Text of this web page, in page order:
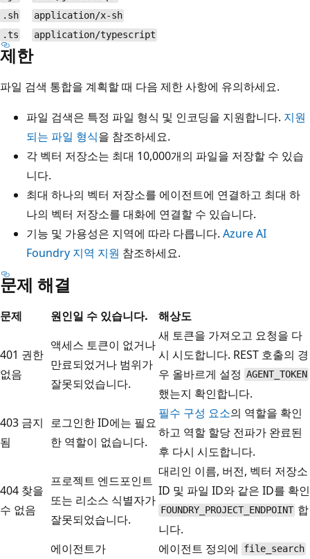
.sh
application/x-sh
.ts
application/typescript
제한
파일 검색 통합을 계획할 때 다음 제한 사항에 유의하세요.
파일 검색은 특정 파일 형식 및 인코딩을 지원합니다. 지원
되는 파일 형식을 참조하세요.
각 벡터 저장소는 최대 10,000개의 파일을 저장할 수 있습
니다.
최대 하나의 벡터 저장소를 에이전트에 연결하고 최대 하
나의 벡터 저장소를 대화에 연결할 수 있습니다.
기능 및 가용성은 지역에 따라 다릅니다. Azure AI
Foundry 지역 지원 참조하세요.
문제 해결
문제 원인일 수 있습니다. 해상도
401 권한
없음
액세스 토큰이 없거나
만료되었거나 범위가
잘못되었습니다.
새 토큰을 가져오고 요청을 다
시 시도합니다. REST 호출의 경
우 올바르게 설정 AGENT_TOKEN
했는지 확인합니다.
403 금지
됨
로그인한 ID에는 필요
한 역할이 없습니다.
필수 구성 요소의 역할을 확인
하고 역할 할당 전파가 완료된
후 다시 시도합니다.
404 찾을
수 없음
프로젝트 엔드포인트
또는 리소스 식별자가
잘못되었습니다.
대리인 이름, 버전, 벡터 저장소
ID 및 파일 ID와 같은 ID를 확인
FOUNDRY_PROJECT_ENDPOINT 합
니다.
에이전트가 에이전트 정의에 file_search